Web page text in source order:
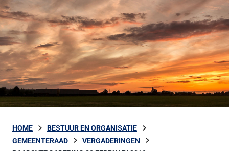
HOME
BESTUUR EN ORGANISATIE
GEMEENTERAAD
VERGADERINGEN